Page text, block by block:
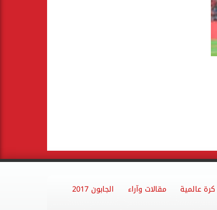
كرة عالمية مقالات وآراء الجابون 2017